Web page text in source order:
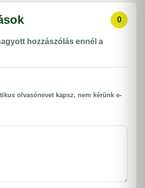
0
hozzászólás ennél a
olvasónevet kapsz, nem kérünk e-